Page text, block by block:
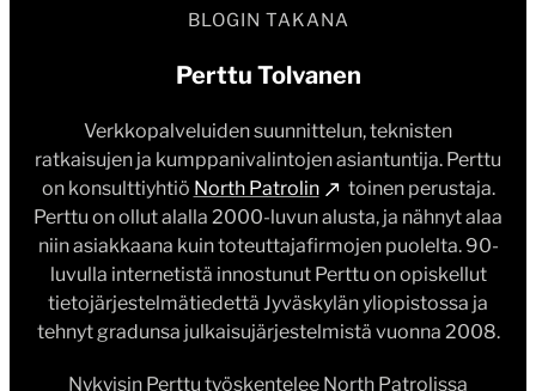
BLOGIN TAKANA
Perttu Tolvanen
Verkkopalveluiden suunnittelun, teknisten
ratkaisujen ja kumppanivalintojen asiantuntija. Perttu
on konsulttiyhtiö North Patrolin
toinen perustaja.
Perttu on ollut alalla 2000-luvun alusta, ja nähnyt alaa
niin asiakkaana kuin toteuttajafirmojen puolelta. 90-
luvulla internetistä innostunut Perttu on opiskellut
tietojärjestelmätiedettä Jyväskylän yliopistossa ja
tehnyt gradunsa julkaisujärjestelmistä vuonna 2008.
Nykyisin Perttu työskentelee North Patrolissa